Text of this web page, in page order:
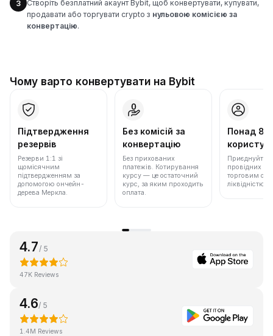
3
Створіть безплатний акаунт Bybit, щоб конвертувати, купувати,
продавати або торгувати crypto з нульовою комісією за
конвертацію.
Чому варто конвертувати на Bybit
Підтвердження
резервів
Резерви 1:1 зі
щомісячним
підтвердженням за
допомогою ончейн-
дерева Меркла.
Без комісій за
конвертацію
Без прихованих
платежів. Котирування
курсу — це остаточний
курс, за яким проходить
оплата.
Понад 86
Приєднуйтеся
провідних
торговим
ліквідністю.
4.7 / 5
47K Reviews
4.6/ 5
1.4M Reviews